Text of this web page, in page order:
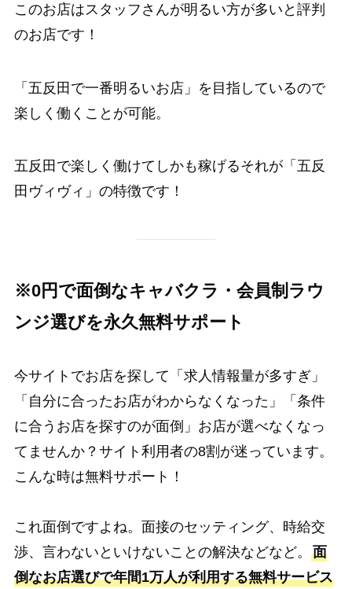
このお店はスタッフさんが明るい方が多いと評判
のお店です！
「五反田で一番明るいお店」を目指しているので
楽しく働くことが可能。
五反田で楽しく働けてしかも稼げるそれが「五反
田ヴィヴィ」の特徴です！
※0円で面倒なキャバクラ・会員制ラウ
ンジ選びを永久無料サポート
今サイトでお店を探して「求人情報量が多すぎ」
「自分に合ったお店がわからなくなった」「条件
に合うお店を探すのが面倒」お店が選べなくなっ
てませんか？サイト利用者の8割が迷っています。
こんな時は無料サポート！
これ面倒ですよね。面接のセッティング、時給交
渉、言わないといけないことの解決などなど。 面
倒なお店選びで年間1万人が利用する無料サービス